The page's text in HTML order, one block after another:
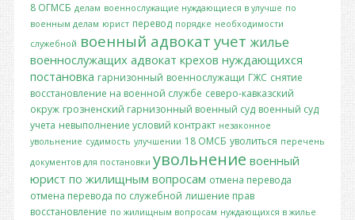
8 ОГМСБ делам военнослужащие нуждающиеся в улучше по
военным делам юрист перевод порядке необходимости
служебной военный адвокат учет жилье
военнослужащих адвокат крехов нуждающихся
постановка гарнизонный военнослужащи ГЖС снятие
восстановление на военной службе северо-кавказский
окруж грозненский гарнизонный военный суд военный суд
учета невыполнение условий контракт незаконное
увольнение судимость улучшении 18 ОМСБ уволиться перечень
документов для постановки увольнение военный
юрист по жилищным вопросам отмена перевода
отмена перевода по служебной лишение прав
восстановление по жилищным вопросам нуждающихся в жилье